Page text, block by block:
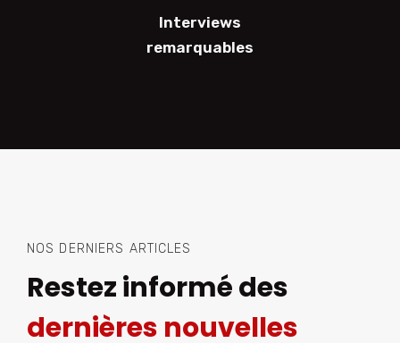
Interviews
remarquables
NOS DERNIERS ARTICLES
Restez informé des
dernières nouvelles